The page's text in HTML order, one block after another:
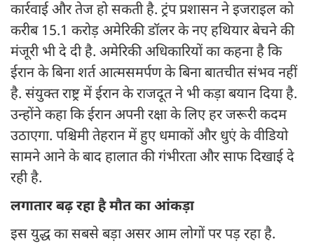
कार्रवाई और तेज हो सकती है. ट्रंप प्रशासन ने इजराइल को
करीब 15.1 करोड़ अमेरिकी डॉलर के नए हथियार बेचने की
मंजूरी भी दे दी है. अमेरिकी अधिकारियों का कहना है कि
ईरान के बिना शर्त आत्मसमर्पण के बिना बातचीत संभव नहीं
है. संयुक्त राष्ट्र में ईरान के राजदूत ने भी कड़ा बयान दिया है.
उन्होंने कहा कि ईरान अपनी रक्षा के लिए हर जरूरी कदम
उठाएगा. पश्चिमी तेहरान में हुए धमाकों और धुएं के वीडियो
सामने आने के बाद हालात की गंभीरता और साफ दिखाई दे
रही है.
लगातार बढ़ रहा है मौत का आंकड़ा
इस युद्ध का सबसे बड़ा असर आम लोगों पर पड़ रहा है.